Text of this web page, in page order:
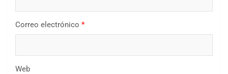
Correo electrónico *
Web